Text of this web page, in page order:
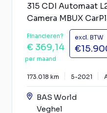
315 CDI Automaat
Camera MBUX
Financieren?
€ 369,14
per maand
excl. BTW
173.018 km 5-2021
BAS World
Veghel